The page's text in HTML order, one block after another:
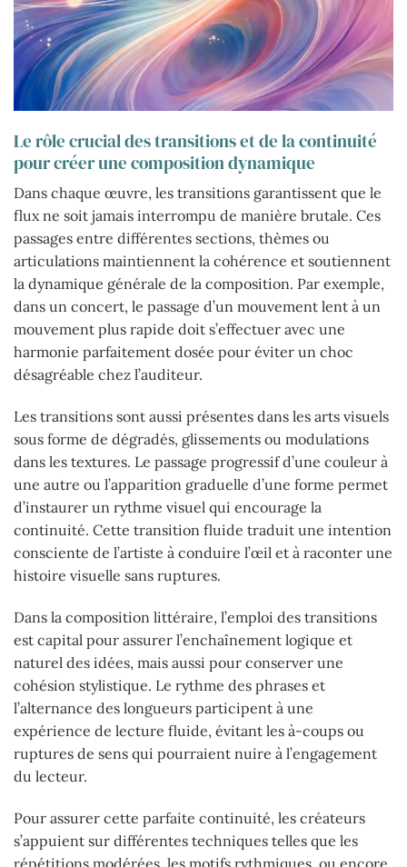
Le rôle crucial des transitions et de la continuité
pour créer une composition dynamique
Dans chaque œuvre, les transitions garantissent que le
flux ne soit jamais interrompu de manière brutale. Ces
passages entre différentes sections, thèmes ou
articulations maintiennent la cohérence et soutiennent
la dynamique générale de la composition. Par exemple,
dans un concert, le passage d’un mouvement lent à un
mouvement plus rapide doit s’effectuer avec une
harmonie parfaitement dosée pour éviter un choc
désagréable chez l’auditeur.
Les transitions sont aussi présentes dans les arts visuels
sous forme de dégradés, glissements ou modulations
dans les textures. Le passage progressif d’une couleur à
une autre ou l’apparition graduelle d’une forme permet
d’instaurer un rythme visuel qui encourage la
continuité. Cette transition fluide traduit une intention
consciente de l’artiste à conduire l’œil et à raconter une
histoire visuelle sans ruptures.
Dans la composition littéraire, l’emploi des transitions
est capital pour assurer l’enchaînement logique et
naturel des idées, mais aussi pour conserver une
cohésion stylistique. Le rythme des phrases et
l’alternance des longueurs participent à une
expérience de lecture fluide, évitant les à-coups ou
ruptures de sens qui pourraient nuire à l’engagement
du lecteur.
Pour assurer cette parfaite continuité, les créateurs
s’appuient sur différentes techniques telles que les
répétitions modérées, les motifs rythmiques, ou encore